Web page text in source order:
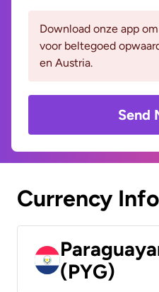
Download onze app
voor beltegoed
en Austria.
Send
Currency
(PYG)